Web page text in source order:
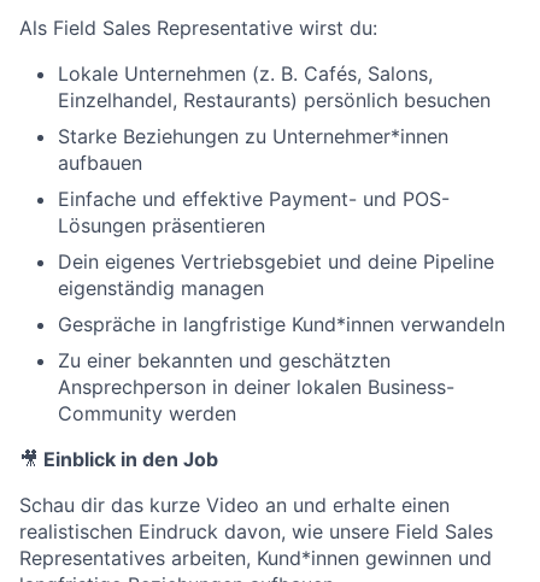
Als Field Sales Representative wirst du:
Lokale Unternehmen (z. B. Cafés, Salons,
Einzelhandel, Restaurants) persönlich besuchen
Starke Beziehungen zu Unternehmer*innen
aufbauen
Einfache und effektive Payment- und POS-
Lösungen präsentieren
Dein eigenes Vertriebsgebiet und deine Pipeline
eigenständig managen
Gespräche in langfristige Kund*innen verwandeln
Zu einer bekannten und geschätzten
Ansprechperson in deiner lokalen Business-
Community werden
🎥 Einblick in den Job
Schau dir das kurze Video an und erhalte einen
realistischen Eindruck davon, wie unsere Field Sales
Representatives arbeiten, Kund*innen gewinnen und